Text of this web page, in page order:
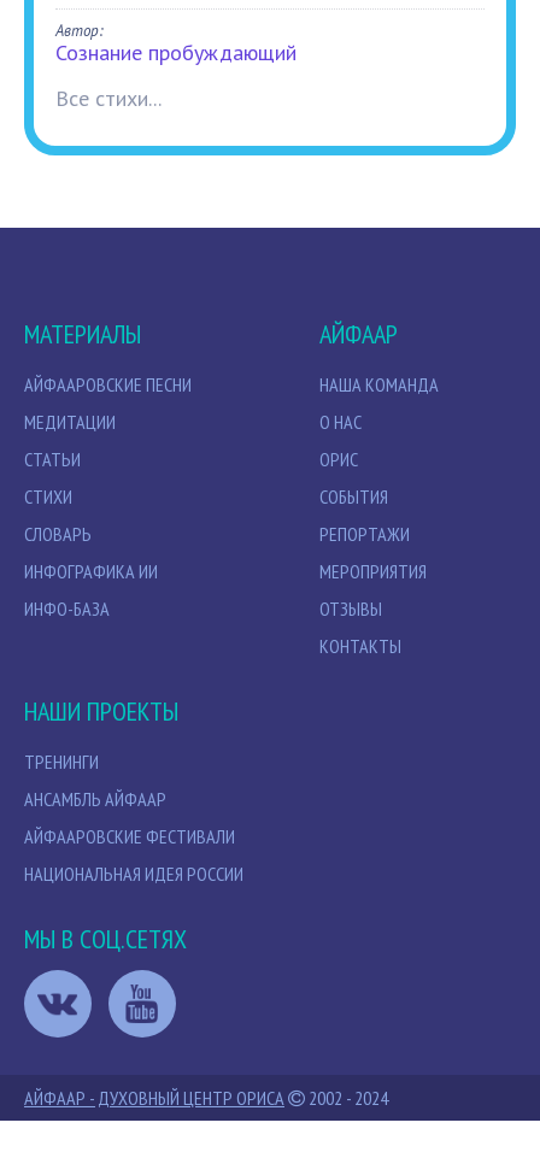
Автор:
Сознание пробуждающий
Все стихи...
МАТЕРИАЛЫ
АЙФААРОВСКИЕ ПЕСНИ
МЕДИТАЦИИ
СТАТЬИ
СТИХИ
СЛОВАРЬ
ИНФОГРАФИКА ИИ
ИНФО-БАЗА
АЙФААР
НАША КОМАНДА
О НАС
ОРИС
СОБЫТИЯ
РЕПОРТАЖИ
МЕРОПРИЯТИЯ
ОТЗЫВЫ
КОНТАКТЫ
НАШИ ПРОЕКТЫ
ТРЕНИНГИ
АНСАМБЛЬ АЙФААР
АЙФААРОВСКИЕ ФЕСТИВАЛИ
НАЦИОНАЛЬНАЯ ИДЕЯ РОССИИ
МЫ В СОЦ.СЕТЯХ
АЙФААР - ДУХОВНЫЙ ЦЕНТР ОРИСА 2002 - 2024